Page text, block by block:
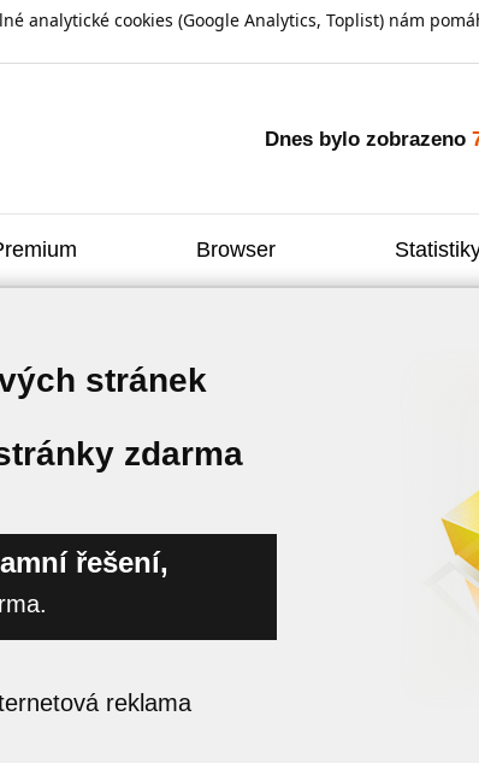
analytické cookies (Google Analytics, Toplist) nám
Dnes bylo zobrazeno
Browser
stránek
zdarma
řešení,
reklama